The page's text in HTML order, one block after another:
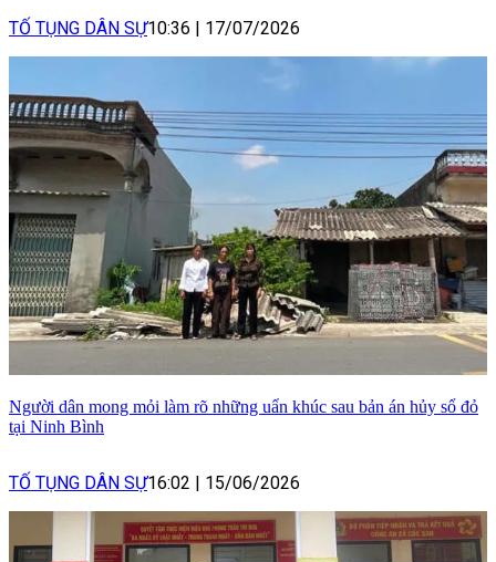
TỐ TỤNG DÂN SỰ10:36 17/07/2026
Người dân mong mỏi làm rõ những uẩn khúc sau bản án hủy sổ đỏ
tại Ninh Bình
TỐ TỤNG DÂN SỰ16:02 15/06/2026